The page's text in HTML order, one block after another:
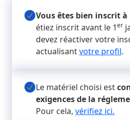
Vous êtes bien inscrit
étiez inscrit avant le 1er
devez réactiver votre
actualisantvotre profil.
Le matériel choisi est
exigences de la
Pour cela, vérifiez ici.